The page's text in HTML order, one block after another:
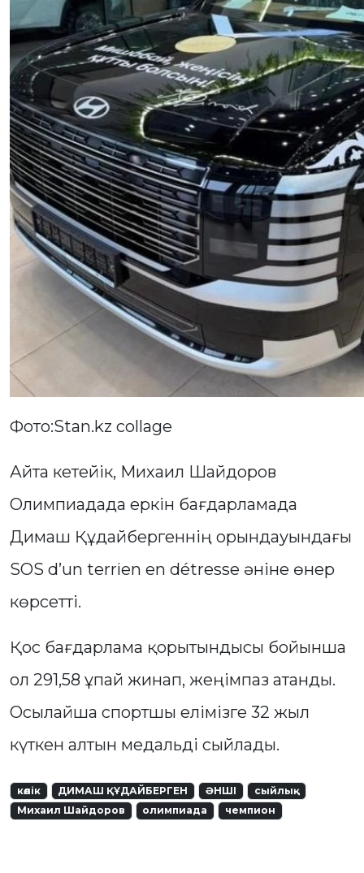
Фото:Stan.kz collage
Айта кетейік, Михаил Шайдоров
Олимпиадада еркін бағдарламада
Димаш Құдайбергеннің орындауындағы
SOS d’un terrien en détresse әніне өнер
көрсетті.
Қос бағдарлама қорытындысы бойынша
ол 291,58 ұпай жинап, жеңімпаз атанды.
Осылайша спортшы елімізге 32 жыл
күткен алтын медальді сыйлады.
көлік ДИМАШ ҚҰДАЙБЕРГЕН ӘНШІ
сыйлық
Михаил Шайдоров
олимпиада чемпион